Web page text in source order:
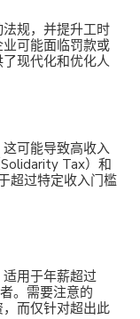
规，并提升工时
可能面临罚款或
现代化和优化人
可能导致高收入
Tax）和
超过特定收入门槛
用于年薪超过
。需要注意的
而仅针对超出此